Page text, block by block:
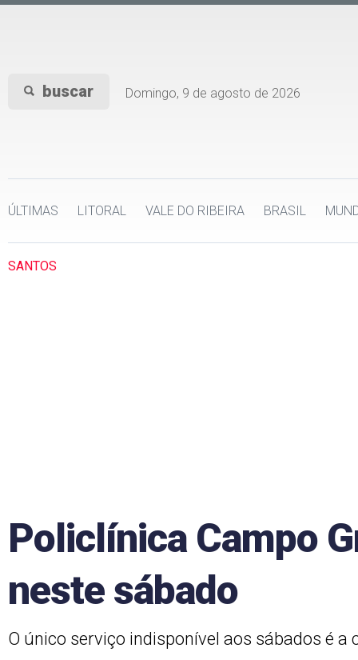
buscar Domingo, 9 de agosto de 2026
ÚLTIMAS LITORAL VALE DO RIBEIRA BRASIL
SANTOS
Policlínica Campo
neste sábado
O único serviço indisponível aos sábados é